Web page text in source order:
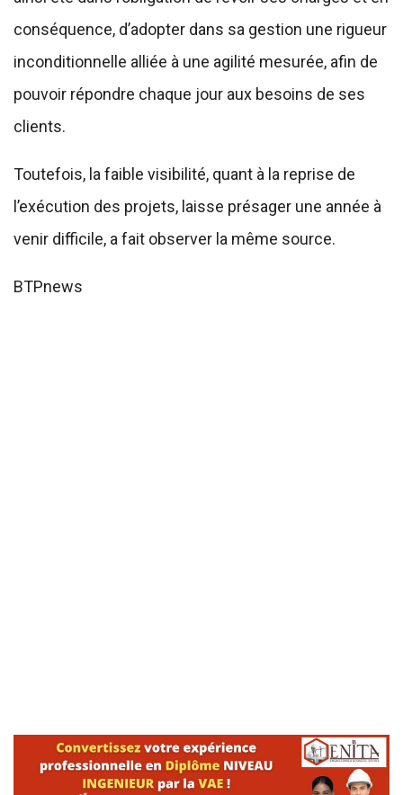
conséquence, d’adopter dans sa gestion une rigueur
inconditionnelle alliée à une agilité mesurée, afin de
pouvoir répondre chaque jour aux besoins de ses
clients.
Toutefois, la faible visibilité, quant à la reprise de
l’exécution des projets, laisse présager une année à
venir difficile, a fait observer la même source.
BTPnews